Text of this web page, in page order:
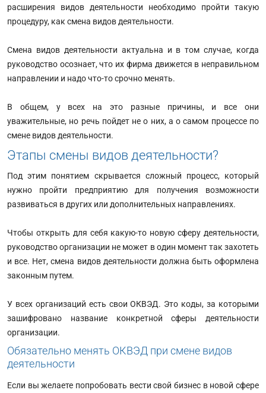
расширения видов деятельности необходимо пройти такую
процедуру, как смена видов деятельности.
Смена видов деятельности актуальна и в том случае, когда
руководство осознает, что их фирма движется в неправильном
направлении и надо что-то срочно менять.
В общем, у всех на это разные причины, и все они
уважительные, но речь пойдет не о них, а о самом процессе по
смене видов деятельности.
Этапы смены видов деятельности?
Под этим понятием скрывается сложный процесс, который
нужно пройти предприятию для получения возможности
развиваться в других или дополнительных направлениях.
Чтобы открыть для себя какую-то новую сферу деятельности,
руководство организации не может в один момент так захотеть
и все. Нет, смена видов деятельности должна быть оформлена
законным путем.
У всех организаций есть свои ОКВЭД. Это коды, за которыми
зашифровано название конкретной сферы деятельности
организации.
Обязательно менять ОКВЭД при смене видов
деятельности
Если вы желаете попробовать вести свой бизнес в новой сфере